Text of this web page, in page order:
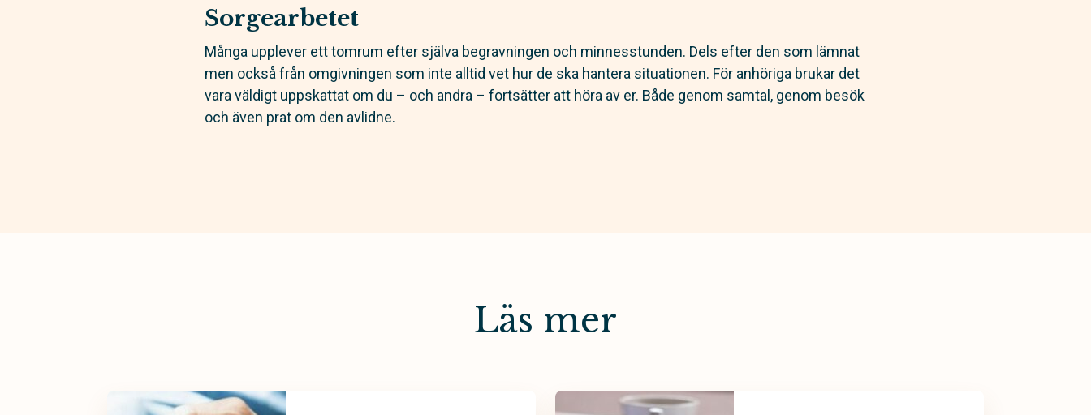
Sorgearbetet
Många upplever ett tomrum efter själva begravningen och minnesstunden. Dels efter den som lämnat
men också från omgivningen som inte alltid vet hur de ska hantera situationen. För anhöriga brukar det
vara väldigt uppskattat om du – och andra – fortsätter att höra av er. Både genom samtal, genom besök
och även prat om den avlidne.
Läs mer